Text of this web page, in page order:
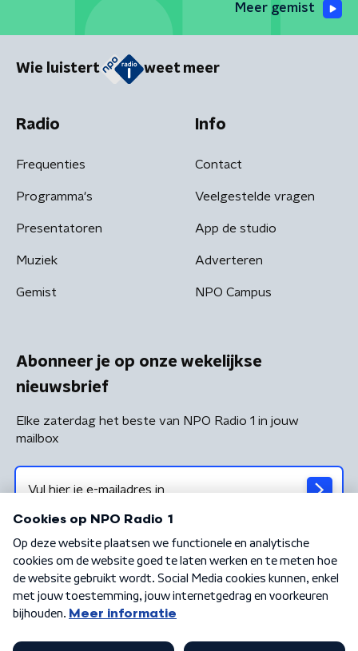
Meer gemist
Wie luistert weet meer
Radio
Frequenties
Programma's
Presentatoren
Muziek
Gemist
Info
Contact
Veelgestelde vragen
App de studio
Adverteren
NPO Campus
Abonneer je op onze wekelijkse
nieuwsbrief
Elke zaterdag het beste van NPO Radio 1 in jouw
mailbox
Algemene voorwaarden